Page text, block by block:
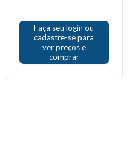
Faça seu login ou
cadastre-se para
ver preços e
comprar